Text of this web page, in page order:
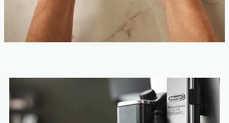
ค้นพบสามวิธีในการเตรียมกาแฟและเลือก
กาแฟที่คุณชอบ
ค้นพบสามวิธีในการเตรียมกาแฟและเลือกกาแฟที่คุณชอบ